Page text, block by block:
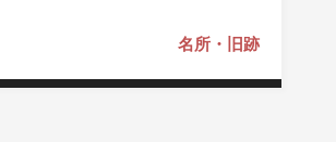
名所・旧跡